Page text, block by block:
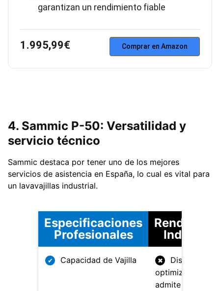
garantizan un rendimiento fiable
1.995,99€ Comprar en Amazon
4. Sammic P-50: Versatilidad y
servicio técnico
Sammic destaca por tener uno de los mejores
servicios de asistencia en España, lo cual es vital para
un lavavajillas industrial.
Especificaciones
Profesionales
Industrial
✔ Capacidad de Vajilla ✖
Diseño
optimizado que
admite platos de